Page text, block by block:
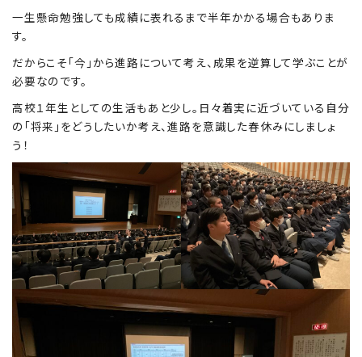
Exam 入試情報サイト
team Gyosei
一生懸命勉強しても成績に表れるまで半年かかる場合もありま
す。
だからこそ「今」から進路について考え、成果を逆算して学ぶことが
必要なのです。
高校１年生としての生活もあと少し。日々着実に近づいている自分
の「将来」をどうしたいか考え、進路を意識した春休みにしましょ
う！